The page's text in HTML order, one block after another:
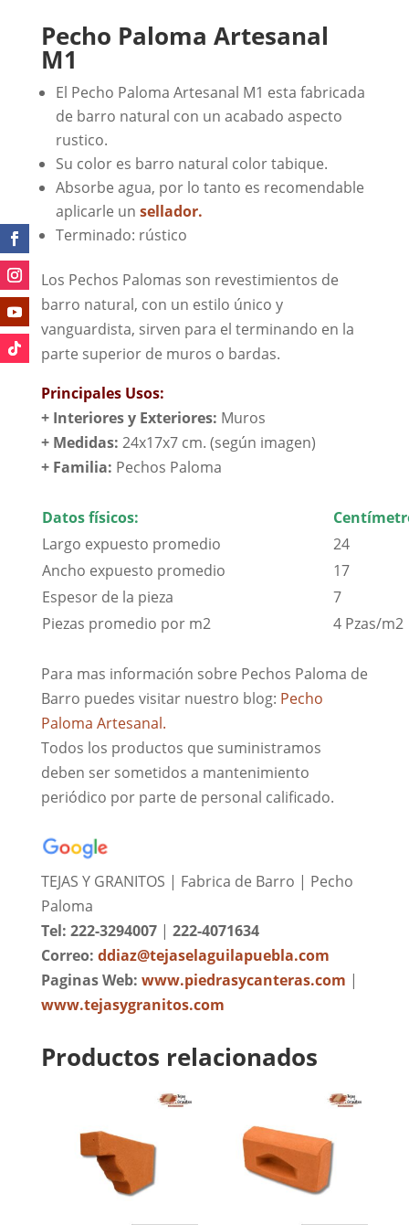
Pecho Paloma Artesanal
M1
El Pecho Paloma Artesanal M1 esta fabricada
de barro natural con un acabado aspecto
rustico.
Su color es barro natural color tabique.
Absorbe agua, por lo tanto es recomendable
aplicarle un sellador.
Terminado: rústico
Los Pechos Palomas son revestimientos de
barro natural, con un estilo único y
vanguardista, sirven para el terminando en la
parte superior de muros o bardas.
Principales Usos:
+ Interiores y Exteriores: Muros
+ Medidas: 24x17x7 cm. (según imagen)
+ Familia: Pechos Paloma
Datos físicos:
Largo expuesto promedio
24
Ancho expuesto promedio
17
Espesor de la pieza
7
Piezas promedio por m2
4 Pzas/m2
Para mas información sobre Pechos Paloma de
Barro puedes visitar nuestro blog: Pecho
Paloma Artesanal.
Todos los productos que suministramos
deben ser sometidos a mantenimiento
periódico por parte de personal calificado.
TEJAS Y GRANITOS | Fabrica de Barro | Pecho
Paloma
Tel: 222-3294007| 222-4071634
Correo: ddiaz@tejaselaguilapuebla.com
Paginas Web: www.piedrasycanteras.com |
www.tejasygranitos.com
Productos relacionados